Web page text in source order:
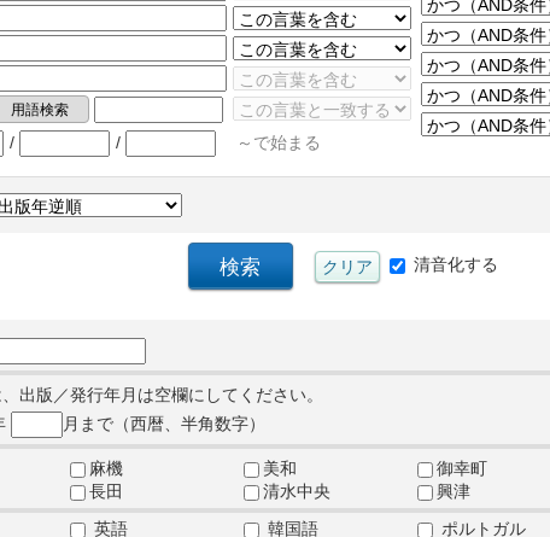
/ / ～で始まる
清音化する
出版／発行年月は空欄にしてください。
月まで（西暦、半角数字）
麻機 美和 御幸町
長田 清水中央 興津
英語 韓国語 ポルトガル